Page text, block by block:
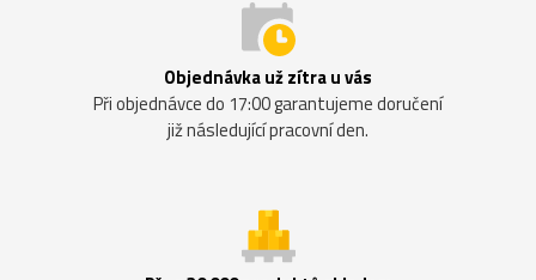
Objednávka už zítra u vás
Při objednávce do 17:00 garantujeme doručení
již následující pracovní den.